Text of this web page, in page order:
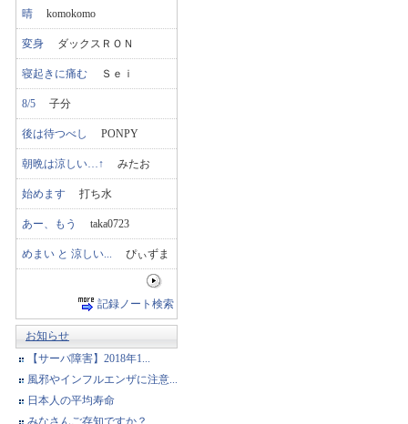
晴 komokomo
変身 ダックスＲＯＮ
寝起きに痛む Ｓｅｉ
8/5 子分
後は待つべし PONPY
朝晩は涼しい…↑ みたお
始めます 打ち水
あー、もう taka0723
めまい と 涼しい... ぴぃずま
記録ノート検索
お知らせ
【サーバ障害】2018年1...
風邪やインフルエンザに注意...
日本人の平均寿命
みなさんご存知ですか？